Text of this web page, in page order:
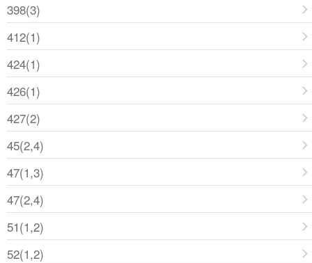
398(3)
412(1)
424(1)
426(1)
427(2)
45(2,4)
47(1,3)
47(2,4)
51(1,2)
52(1,2)